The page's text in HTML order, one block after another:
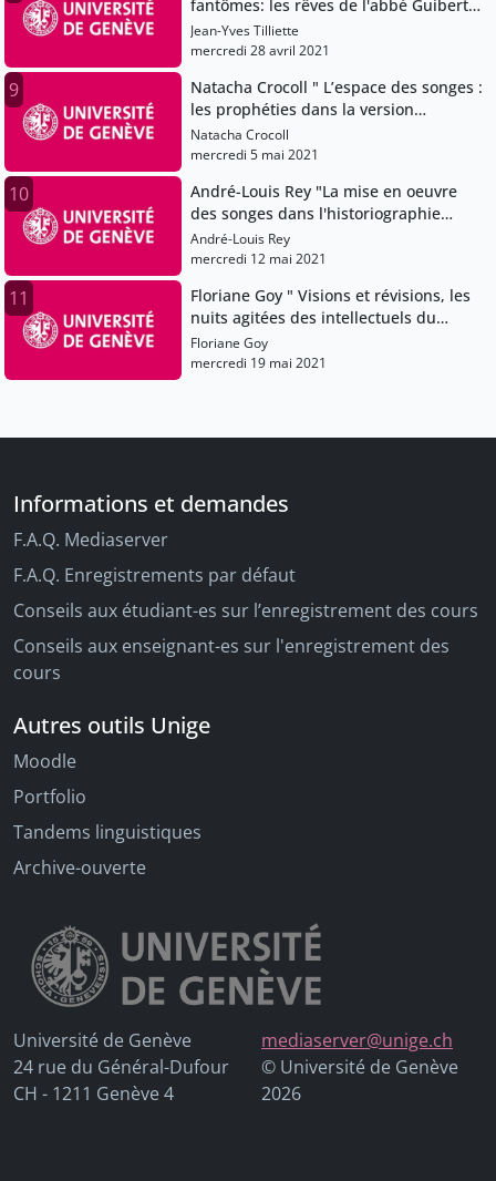
fantômes: les rêves de l'abbé Guibert
de Nogent"
Jean-Yves Tilliette
mercredi 28 avril 2021
9
Natacha Crocoll " L’espace des songes :
les prophéties dans la version
castillane du Chevalier au Cygne"
Natacha Crocoll
mercredi 5 mai 2021
10
André-Louis Rey "La mise en oeuvre
des songes dans l'historiographie
byzantine"
André-Louis Rey
mercredi 12 mai 2021
11
Floriane Goy " Visions et révisions, les
nuits agitées des intellectuels du
Moyen Age"
Floriane Goy
mercredi 19 mai 2021
Informations et demandes
F.A.Q. Mediaserver
F.A.Q. Enregistrements par défaut
Conseils aux étudiant-es sur l’enregistrement des cours
Conseils aux enseignant-es sur l'enregistrement des
cours
Autres outils Unige
Moodle
Portfolio
Tandems linguistiques
Archive-ouverte
Université de Genève
24 rue du Général-Dufour
CH - 1211 Genève 4
mediaserver@unige.ch
© Université de Genève
2026